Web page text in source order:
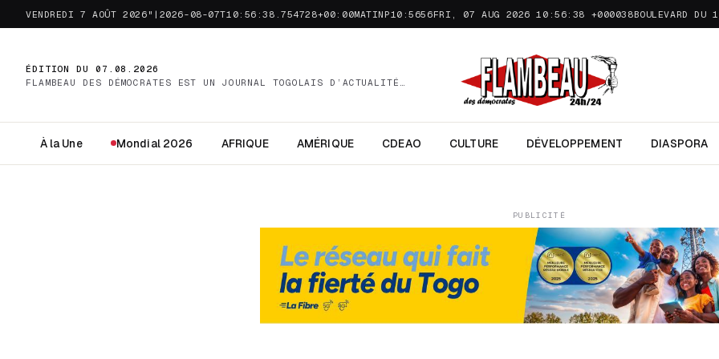
VENDREDI 7 AOÛT 2026"|2026-08-07T10:56:38.754728+00:00MATINP10:5656FRI, 07 AUG 2026 10:56:38 +000038BOULEVARD DU
ÉDITION DU 07.08.2026
FLAMBEAU DES DÉMOCRATES EST UN JOURNAL TOGOLAIS D’ACTUALITÉ…
À la Une Mondial 2026 AFRIQUE AMÉRIQUE CDEAO CULTURE DÉVELOPPEMENT DIASPORA
PUBLICITÉ